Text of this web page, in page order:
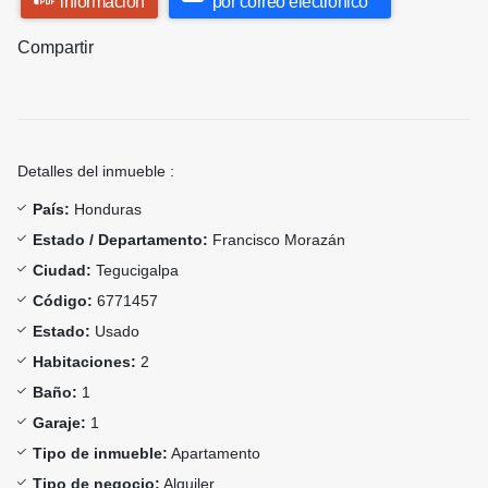
Compartir
Detalles del inmueble :
País: Honduras
Estado / Departamento: Francisco Morazán
Ciudad: Tegucigalpa
Código: 6771457
Estado: Usado
Habitaciones: 2
Baño: 1
Garaje: 1
Tipo de inmueble: Apartamento
Tipo de negocio: Alquiler